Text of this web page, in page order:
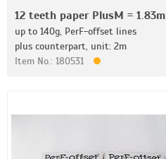
12 teeth paper PlusM = 1.83m
up to 140g, PerF-offset lines
plus counterpart, unit: 2m
Item No.: 180531